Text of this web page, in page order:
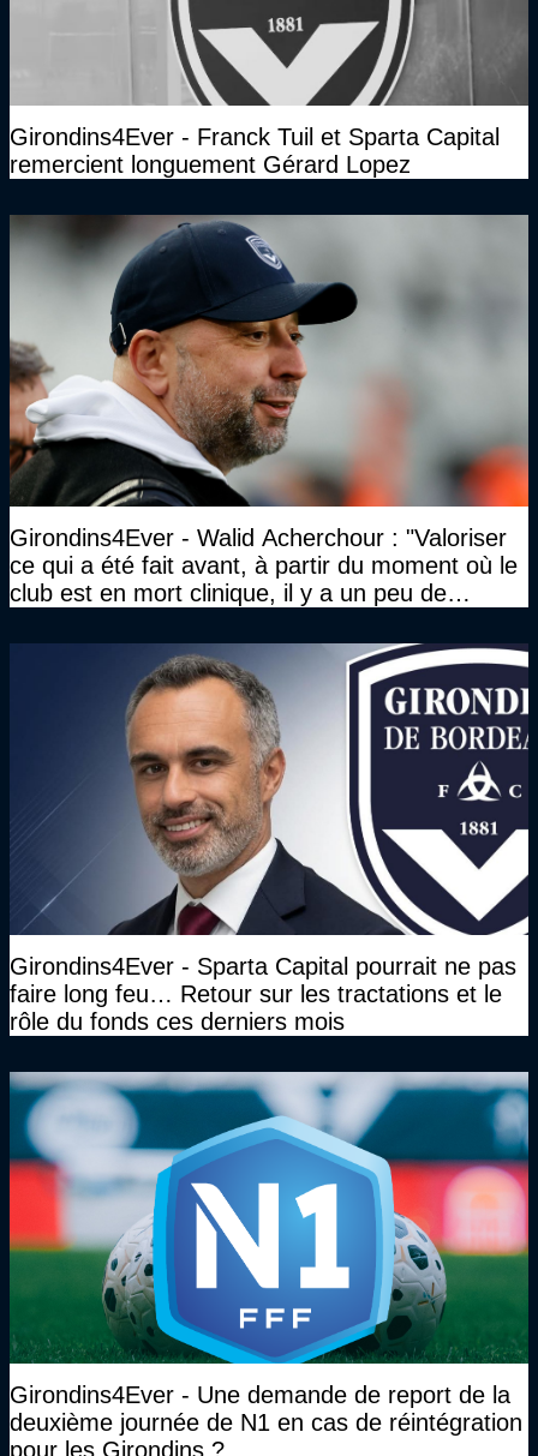
Girondins4Ever - Franck Tuil et Sparta Capital
remercient longuement Gérard Lopez
Girondins4Ever - Walid Acherchour : "Valoriser
ce qui a été fait avant, à partir du moment où le
club est en mort clinique, il y a un peu de
Girondins4Ever - Sparta Capital pourrait ne pas
faire long feu… Retour sur les tractations et le
rôle du fonds ces derniers mois
Girondins4Ever - Une demande de report de la
deuxième journée de N1 en cas de réintégration
pour les Girondins ?